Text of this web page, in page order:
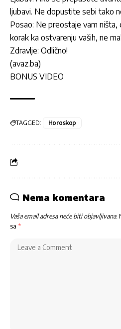
ljubavi. Ne dopustite sebi tako
Posao: Ne preostaje vam ništa,
korak ka ostvarenju vaših, ne
Zdravlje: Odlično!
(avaz.ba)
BONUS VIDEO
TAGGED: Horoskop
Nema komentara
Vaša email adresa neće biti objavljivana.
sa *